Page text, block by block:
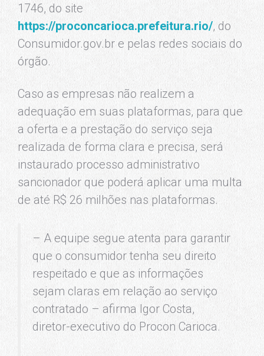
1746, do site
https://proconcarioca.prefeitura.rio/, do
Consumidor.gov.br e pelas redes sociais do
órgão.
Caso as empresas não realizem a
adequação em suas plataformas, para que
a oferta e a prestação do serviço seja
realizada de forma clara e precisa, será
instaurado processo administrativo
sancionador que poderá aplicar uma multa
de até R$ 26 milhões nas plataformas.
– A equipe segue atenta para garantir
que o consumidor tenha seu direito
respeitado e que as informações
sejam claras em relação ao serviço
contratado – afirma Igor Costa,
diretor-executivo do Procon Carioca.